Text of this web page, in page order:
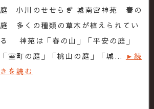
庭 小川のせせらぎ 城南宮神苑 春の
庭 多くの種類の草木が植えられてい
る 神苑は「春の山」「平安の庭」
「室町の庭」「桃山の庭」「城… ►続
きを読む